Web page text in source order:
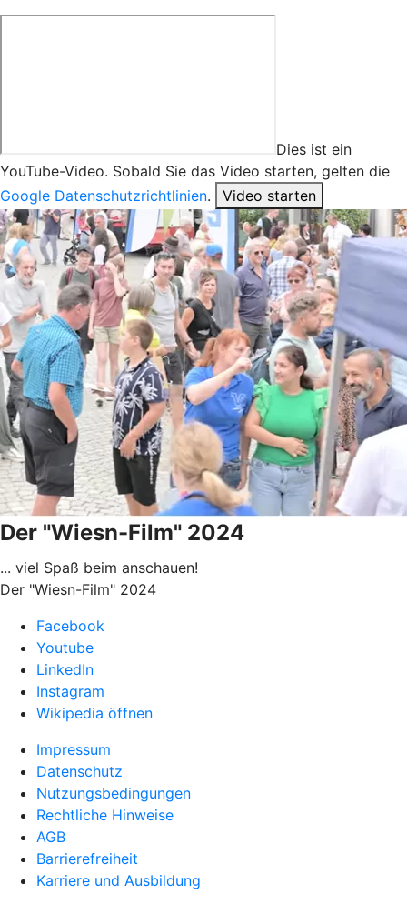
Dies ist ein
YouTube-Video. Sobald Sie das Video starten, gelten die
Google Datenschutzrichtlinien. Video starten
Der "Wiesn-Film" 2024
... viel Spaß beim anschauen!
Der "Wiesn-Film" 2024
Facebook
Youtube
LinkedIn
Instagram
Wikipedia öffnen
Impressum
Datenschutz
Nutzungsbedingungen
Rechtliche Hinweise
AGB
Barrierefreiheit
Karriere und Ausbildung